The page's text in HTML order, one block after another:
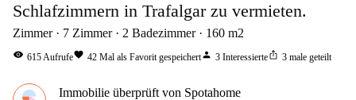
Schlafzimmern in Trafalgar zu vermieten.
Zimmer 7 Zimmer 2 Badezimmer 160 m2
visibility 615Aufrufefavorite 42 Mal als Favorit gespeichertperson 3 Interessierteios_share 3 male geteilt
Immobilie überprüft von Spotahome